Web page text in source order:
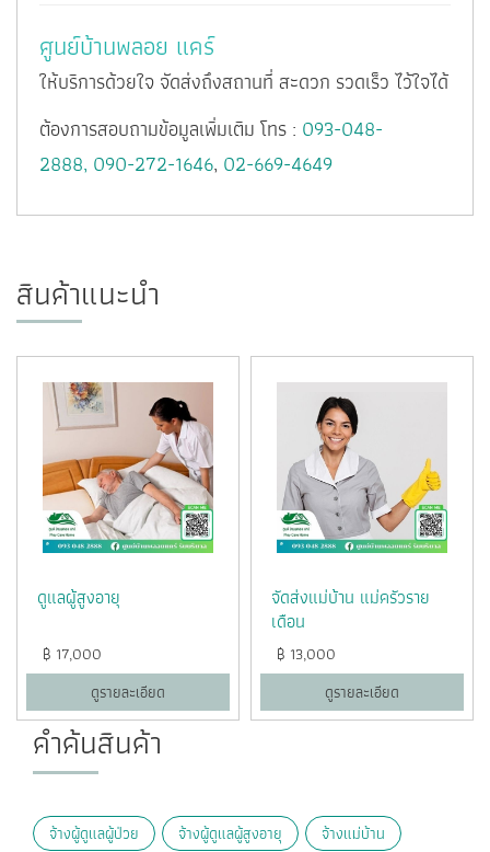
ศูนย์บ้านพลอย แคร์
ให้บริการด้วยใจ จัดส่งถึงสถานที่ สะดวก รวดเร็ว ไว้ใจได้
ต้องการสอบถามข้อมูลเพิ่มเติม โทร : 093-048-
2888, 090-272-1646, 02-669-4649
สินค้าแนะนำ
ดูแลผู้สูงอายุ
฿ 17,000
ดูรายละเอียด
จัดส่งแม่บ้าน แม่ครัวราย
เดือน
฿ 13,000
ดูรายละเอียด
คำค้นสินค้า
จ้างผู้ดูแลผู้ป่วย จ้างผู้ดูแลผู้สูงอายุ
จ้างแม่บ้าน